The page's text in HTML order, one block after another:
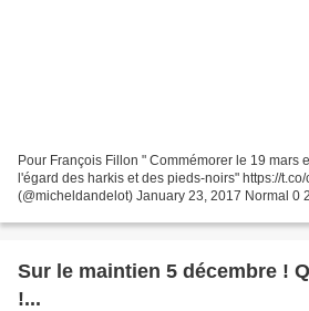
Pour François Fillon " Commémorer le 19 mars
l'égard des harkis et des pieds-noirs" https://
(@micheldandelot) January 23, 2017 Normal 0
Sur le maintien 5 décembre !
!...